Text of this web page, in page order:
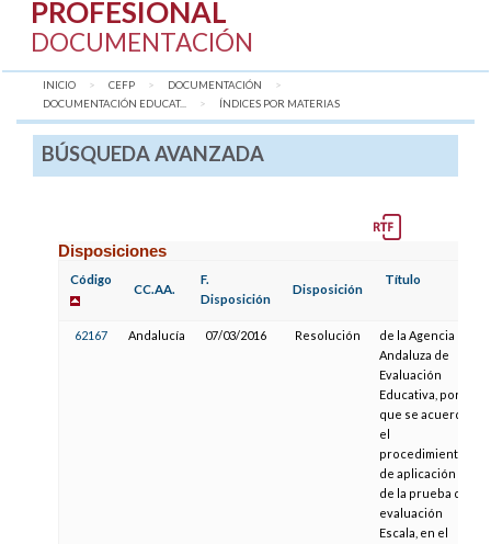
PROFESIONAL
DOCUMENTACIÓN
INICIO CEFP
DOCUMENTACIÓN
DOCUMENTACIÓN EDUCAT...
AQUÍ:
ÍNDICES POR MATERIAS
BÚSQUEDA AVANZADA
Disposiciones
Código
CC.AA.
F.
Disposición
Disposición
Título
62167 Andalucía 07/03/2016 Resolución
de la Agencia
Andaluza de
Evaluación
Educativa, por la
que se acuerda
el
procedimiento
de aplicación
de la prueba de
evaluación
Escala, en el